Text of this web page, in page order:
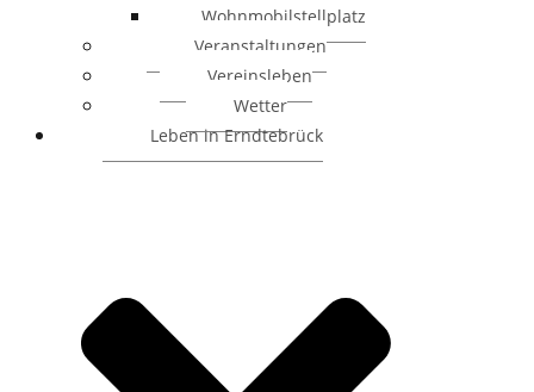
Wohnmobilstellplatz
Veranstaltungen
Vereinsleben
Wetter
Leben in Erndtebrück